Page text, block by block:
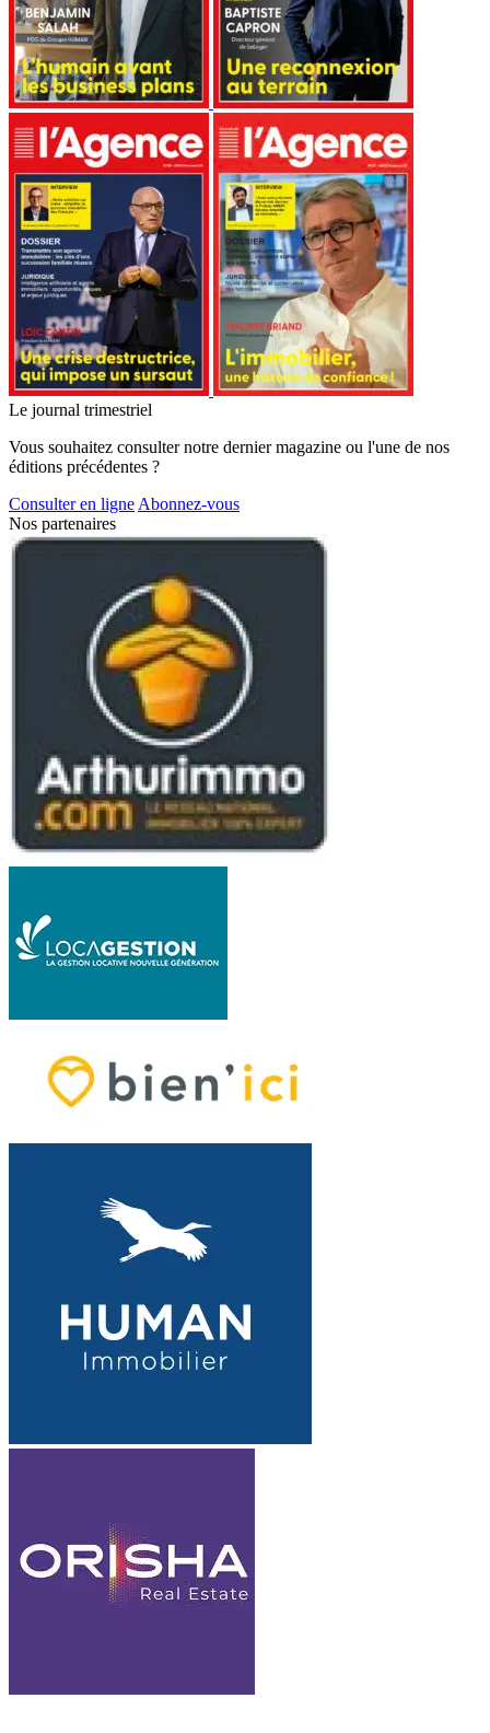
Le journal trimestriel
Vous souhaitez consulter notre dernier magazine ou l'une de nos
éditions précédentes ?
Consulter en ligne Abonnez-vous
Nos partenaires